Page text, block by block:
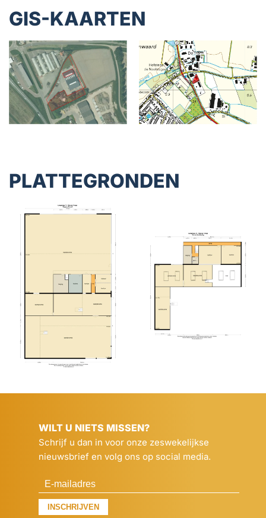
GIS-KAARTEN
PLATTEGRONDEN
WILT U NIETS MISSEN?
Schrijf u dan in voor onze zeswekelijkse
nieuwsbrief en volg ons op social media.
INSCHRIJVEN